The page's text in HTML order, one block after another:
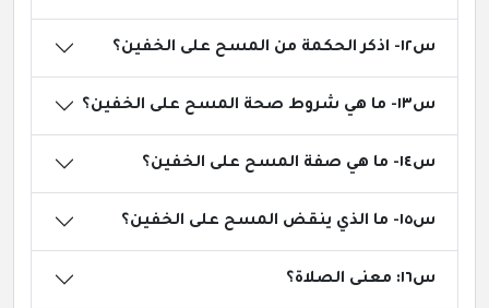
س١٢- اذكر الحكمة من المسح على الخفين؟
س١٣- ما هي شروط صحة المسح على الخفين؟
س١٤- ما هي صفة المسح على الخفين؟
س١٥- ما الذي ينقض المسح على الخفين؟
س١٦: معنى الصلاة؟